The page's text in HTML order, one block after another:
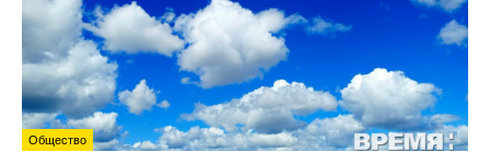
Общество